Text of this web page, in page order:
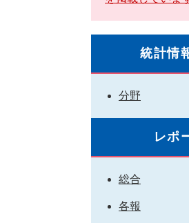
統計情
分野
レポ
総合
各報